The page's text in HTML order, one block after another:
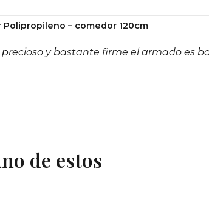
Polipropileno – comedor 120cm
y bastante firme el armado es
de estos